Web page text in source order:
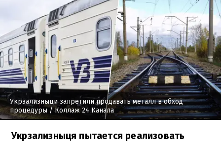
Укрзализныци запретили продавать металл в обход
процедуры / Коллаж 24 Канала
Укрзализныця пытается реализовать